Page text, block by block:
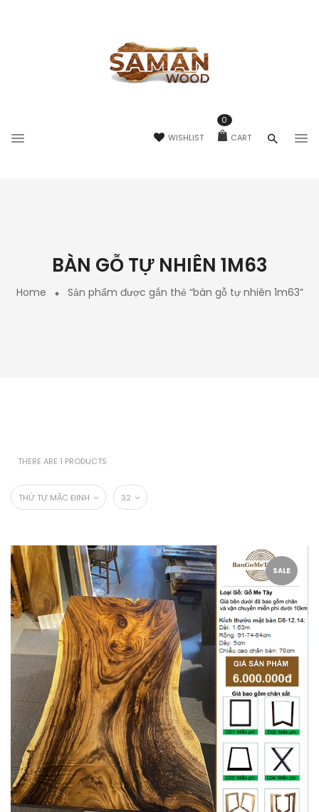
WISHLIST CART
0
BÀN GỖ TỰ NHIÊN 1M63
Home Sản phẩm được gắn thẻ “bàn gỗ tự nhiên 1m63”
THERE ARE 1 PRODUCTS
THỨ TỰ MẶC ĐỊNH 32
SALE